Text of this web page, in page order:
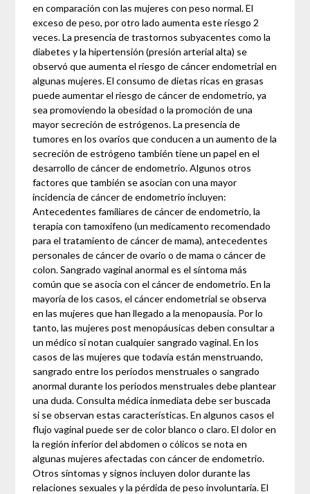
en comparación con las mujeres con peso normal. El
exceso de peso, por otro lado aumenta este riesgo 2
veces. La presencia de trastornos subyacentes como la
diabetes y la hipertensión (presión arterial alta) se
observó que aumenta el riesgo de cáncer endometrial en
algunas mujeres. El consumo de dietas ricas en grasas
puede aumentar el riesgo de cáncer de endometrio, ya
sea promoviendo la obesidad o la promoción de una
mayor secreción de estrógenos. La presencia de
tumores en los ovarios que conducen a un aumento de la
secreción de estrógeno también tiene un papel en el
desarrollo de cáncer de endometrio. Algunos otros
factores que también se asocian con una mayor
incidencia de cáncer de endometrio incluyen:
Antecedentes familiares de cáncer de endometrio, la
terapia con tamoxifeno (un medicamento recomendado
para el tratamiento de cáncer de mama), antecedentes
personales de cáncer de ovario o de mama o cáncer de
colon. Sangrado vaginal anormal es el síntoma más
común que se asocia con el cáncer de endometrio. En la
mayoría de los casos, el cáncer endometrial se observa
en las mujeres que han llegado a la menopausia. Por lo
tanto, las mujeres post menopáusicas deben consultar a
un médico si notan cualquier sangrado vaginal. En los
casos de las mujeres que todavía están menstruando,
sangrado entre los períodos menstruales o sangrado
anormal durante los periodos menstruales debe plantear
una duda. Consulta médica inmediata debe ser buscada
si se observan estas características. En algunos casos el
flujo vaginal puede ser de color blanco o claro. El dolor en
la región inferior del abdomen o cólicos se nota en
algunas mujeres afectadas con cáncer de endometrio.
Otros síntomas y signos incluyen dolor durante las
relaciones sexuales y la pérdida de peso involuntaria. El